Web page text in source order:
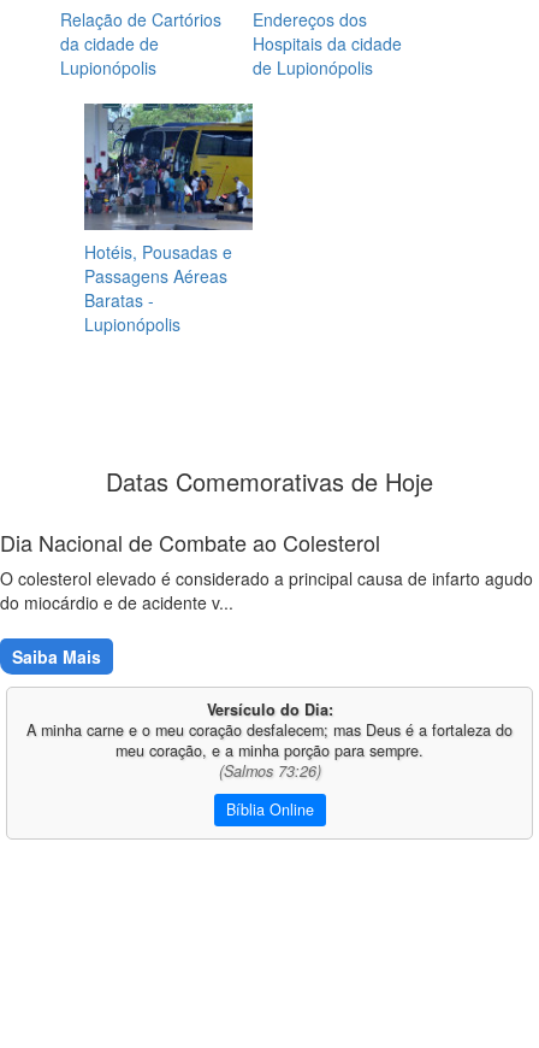
Relação de Cartórios
da cidade de
Lupionópolis
Endereços dos
Hospitais da cidade
de Lupionópolis
Hotéis, Pousadas e
Passagens Aéreas
Baratas -
Lupionópolis
Datas Comemorativas de Hoje
Dia Nacional de Combate ao Colesterol
O colesterol elevado é considerado a principal causa de infarto agudo
do miocárdio e de acidente v...
Saiba Mais
Versículo do Dia:
A minha carne e o meu coração desfalecem; mas Deus é a fortaleza do
meu coração, e a minha porção para sempre.
(Salmos 73:26)
Bíblia Online